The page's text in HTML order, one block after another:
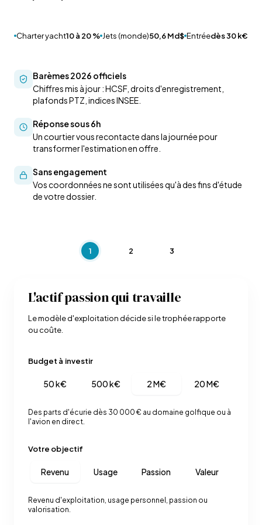
Charter yacht10 à 20 % Jets (monde)50,6 Md$ Entréedès 30 k€
Barèmes 2026 officiels
Chiffres mis à jour : HCSF, droits d'enregistrement,
plafonds PTZ, indices INSEE.
Réponse sous 6h
Un courtier vous recontacte dans la journée pour
transformer l'estimation en offre.
Sans engagement
Vos coordonnées ne sont utilisées qu'à des fins d'étude
de votre dossier.
1 2 3
L'actif passion qui travaille
Le modèle d'exploitation décide si le trophée rapporte
ou coûte.
Budget à investir
50 k€ 500 k€ 2 M€ 20 M€
Des parts d'écurie dès 30 000 € au domaine golfique ou à
l'avion en direct.
Votre objectif
Revenu Usage Passion Valeur
Revenu d'exploitation, usage personnel, passion ou
valorisation.